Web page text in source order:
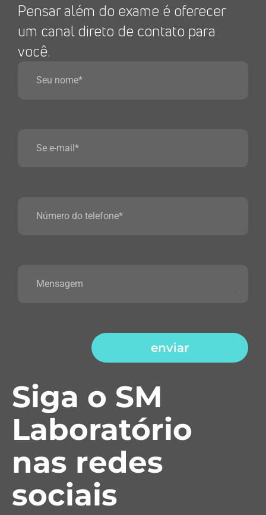
Pensar além do exame é oferecer
um canal direto de contato para
você.
enviar
Siga o SM
Laboratório
nas redes
sociais